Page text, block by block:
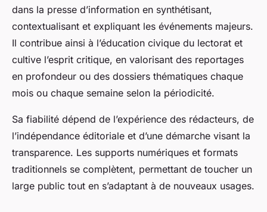
dans la presse d’information en synthétisant,
contextualisant et expliquant les événements majeurs.
Il contribue ainsi à l’éducation civique du lectorat et
cultive l’esprit critique, en valorisant des reportages
en profondeur ou des dossiers thématiques chaque
mois ou chaque semaine selon la périodicité.
Sa fiabilité dépend de l’expérience des rédacteurs, de
l’indépendance éditoriale et d’une démarche visant la
transparence. Les supports numériques et formats
traditionnels se complètent, permettant de toucher un
large public tout en s’adaptant à de nouveaux usages.